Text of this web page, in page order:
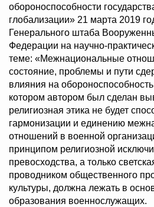
обороноспособности
глобализации» 21 марта 2019
Генерального штаба
Федерации на научно-
теме: «Межнациональные
состояние, проблемы и пути
влияния на обороноспособность
котором автором был сделан
религиозная этика не будет
гармонизации и единению
отношений в военной
принципом религиозной
превосходства, а только
проводником общественного
культуры, должна лежать в
образования военнослужащих.